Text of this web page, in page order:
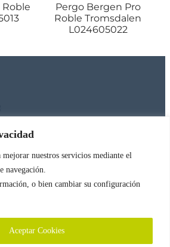
nuestros servicios mediante el
navegación.
o bien cambiar su configuración
Aceptar Cookies
Pergo Bergen Pro
Roble Tromsdalen
L024605022
de Datos